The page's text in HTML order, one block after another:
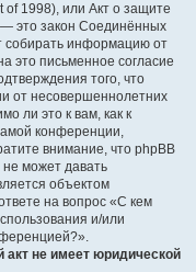
of 1998), или Акт о защите
— это закон Соединённых
собирать информацию от
это письменное согласие
того, что
от несовершеннолетних
ли это к вам, как к
конференции,
внимание, что phpBB
может давать
объектом
на вопрос «С кем
и/или
не имеет юридической